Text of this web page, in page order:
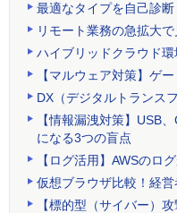
最適なタイプを自己診
リモート業務の急拡大
ハイブリッドクラウド
【マルウェア対策】ゲ
DX（デジタルトランス
【情報漏洩対策】USB
になる3つの盲点
【ログ活用】AWSのロ
仮想ブラウザ比較！経
【標的型（サイバー）